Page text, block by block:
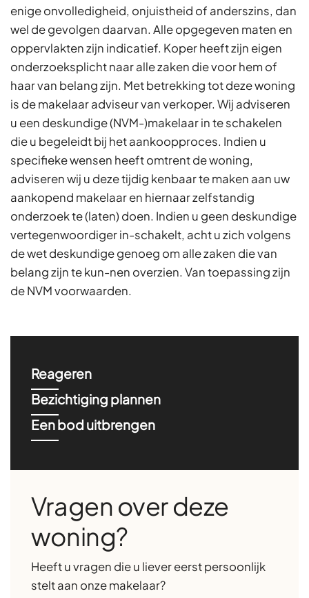
enige onvolledigheid, onjuistheid of anderszins, dan
wel de gevolgen daarvan. Alle opgegeven maten en
oppervlakten zijn indicatief. Koper heeft zijn eigen
onderzoeksplicht naar alle zaken die voor hem of
haar van belang zijn. Met betrekking tot deze woning
is de makelaar adviseur van verkoper. Wij adviseren
u een deskundige (NVM-)makelaar in te schakelen
die u begeleidt bij het aankoopproces. Indien u
specifieke wensen heeft omtrent de woning,
adviseren wij u deze tijdig kenbaar te maken aan uw
aankopend makelaar en hiernaar zelfstandig
onderzoek te (laten) doen. Indien u geen deskundige
vertegenwoordiger in-schakelt, acht u zich volgens
de wet deskundige genoeg om alle zaken die van
belang zijn te kun-nen overzien. Van toepassing zijn
de NVM voorwaarden.
Reageren
Bezichtiging plannen
Een bod uitbrengen
Vragen over deze
woning?
Heeft u vragen die u liever eerst persoonlijk
stelt aan onze makelaar?